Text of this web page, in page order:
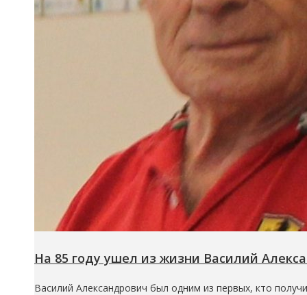
На 85 году ушел из жизни Василий
Василий Александрович был одним из первых, кто